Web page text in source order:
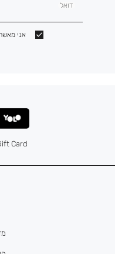
דואל
אני
Card